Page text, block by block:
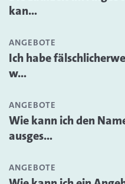
kan...
ANGEBOTE
Ich habe
w...
ANGEBOTE
Wie kann ich den
ausges...
ANGEBOTE